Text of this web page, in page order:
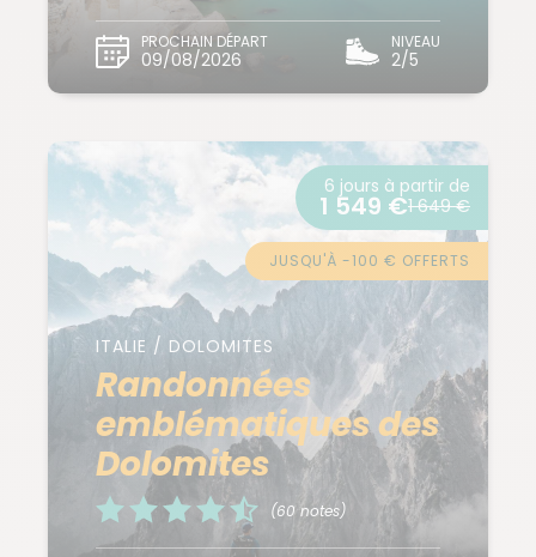
PROCHAIN DÉPART
09/08/2026
NIVEAU
2/5
ITALIE / DOLOMITES
Randonnées
emblématiques des
Dolomites
(60 notes)
6 jours à partir de
1 549 €1 649 €
JUSQU'À -100 € OFFERTS